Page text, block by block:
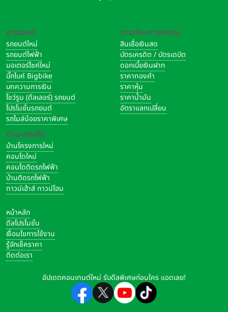
ยานยนต์
รถยนต์ใหม่
รถยนต์ไฟฟ้า
มอเตอร์ไซค์ใหม่
บิ๊กไบค์ Bigbike
บทความการเงิน
โชว์รูม (ดีลเลอร์) รถยนต์
โปรโมชั่นรถยนต์
รถไมล์น้อยราคาพิเศษ
บ้าน-คอนโด
บ้านโครงการใหม่
คอนโดใหม่
คอนโดติดรถไฟฟ้า
บ้านติดรถไฟฟ้า
ทาวน์เฮ้าส์ ทาวน์โฮม
การเงิน-การลงทุน
สินเชื่อเงินสด
บัตรเครดิต / บัตรเดบิต
ดอกเบี้ยเงินฝาก
ราคาทองคำ
ราคาหุ้น
ราคาน้ำมัน
อัตราแลกเปลี่ยน
หน้าหลัก
ดีลโปรโมชั่น
เงื่อนไขการใช้งาน
รู้จักเช็คราคา
ติดต่อเรา
อัปเดตคอนเทนต์ใหม่ รับดีลพิเศษก่อนใคร แอดเลย!